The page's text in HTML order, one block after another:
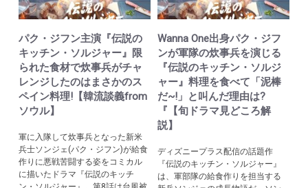
パク・ジフン主演『伝説の
キッチン・ソルジャー』限
られた食材で炊事兵がチャ
レンジしたのはまさかのス
ペイン料理!【韓流談義from
ソウル】
軍に入隊して炊事兵となった新米
兵士ソンジェ(パク・ジフン)が給食
作りに悪戦苦闘する姿をコミカル
に描いたドラマ『伝説のキッチ
Wanna One出身パク・ジフ
ンが軍隊の炊事兵を演じる
『伝説のキッチン・ソルジ
ャー』料理を食べて「泥棒
だ~!」と叫んだ理由は?
『【旬ドラマ見どころ解
説】
ディズニープラス配信の話題作
『伝説のキッチン・ソルジャー』
は、軍部隊の給食作りを担当する